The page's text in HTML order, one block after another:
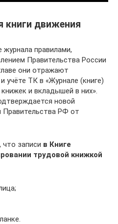
книги движения
журнала правилами,
Правительства России
они отражают
учёте ТК в «Журнале (книге)
и вкладышей в них».
новой
Правительства РФ от
записи в Книге
трудовой книжкой